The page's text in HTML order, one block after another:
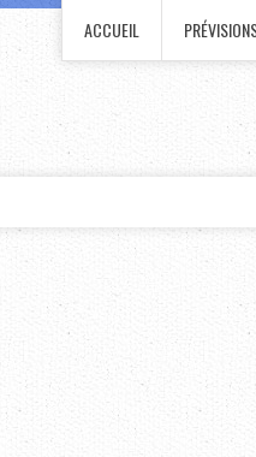
ACCUEIL